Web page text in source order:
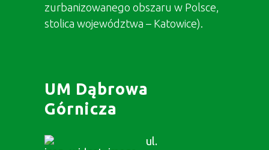
zurbanizowanego obszaru w Polsce,
stolica województwa – Katowice).
UM Dąbrowa
Górnicza
ul.